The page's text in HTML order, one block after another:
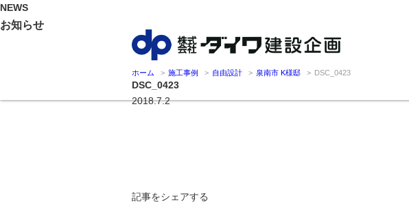
NEWS
お知らせ
ホーム 施工事例 自由設計 泉南市 K様邸 DSC_0423
DSC_0423
2018.7.2
記事をシェアする